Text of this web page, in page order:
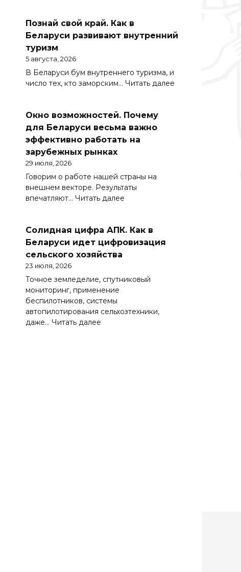
Познай свой край. Как в
Беларуси развивают внутренний
туризм
5 августа, 2026
В Беларуси бум внутреннего туризма, и
число тех, кто заморским… Читать далее
Окно возможностей. Почему
для Беларуси весьма важно
эффективно работать на
зарубежных рынках
29 июля, 2026
Говорим о работе нашей страны на
внешнем векторе. Результаты
впечатляют… Читать далее
Почему
для
эффективно
зарубежных
Солидная цифра АПК. Как в
Беларуси идет цифровизация
сельского хозяйства
23 июля, 2026
Точное земледелие, спутниковый
мониторинг, применение
беспилотников, системы
автопилотирования сельхозтехники,
даже… Читать далее